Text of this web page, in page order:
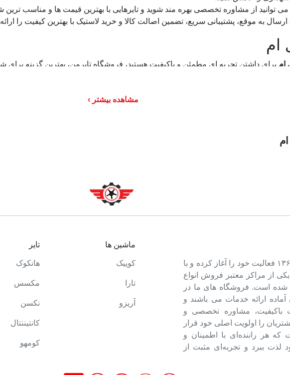
می توانید از مشاوره تخصصی بهره مند شوید و تایرهایی با بهترین قیمت ها و مناسب
به موقع، پشتیبانی سریع، تضمین اصالت کالا و خرید لاستیک با بهترین کیفیت را
ام
ام برای داشتن تجربه ای مطمئن و باکیفیت هستید، فروشگاه تایرمن، بهترین گزینه برای
و ارائه مشاوره تخصصی، به شما کمک می کند تا بهترین انتخاب را برای خودروی ام
مشاهده بیشتر
فروشگاه تایر ما از سال ۱۳۶۵ فعالیت خود را آغاز کرده و با
از مراکز معتبر فروش انواع
شده است. فروشگاه های ما در
ارائه خدمات می باشند و
باکیفیت، مشاوره تخصصی و
را اولویت اصلی خود قرار
که هر راننده‌ای با اطمینان و
لذت ببرد و تجربه‌ای مثبت از
ماشین ها
کوییک
تارا
آریزو
تایر
هانکوک
مکسس
نکسن
کانتیننتال
کومهو